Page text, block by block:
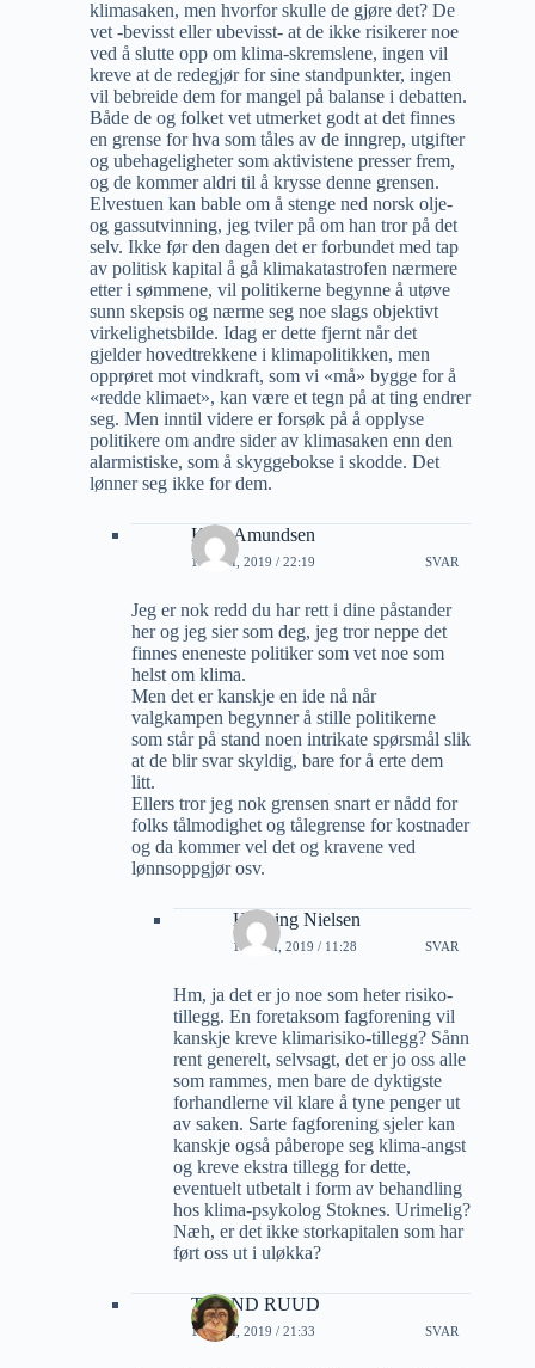
klimasaken, men hvorfor skulle de gjøre det? De
vet -bevisst eller ubevisst- at de ikke risikerer noe
ved å slutte opp om klima-skremslene, ingen vil
kreve at de redegjør for sine standpunkter, ingen
vil bebreide dem for mangel på balanse i debatten.
Både de og folket vet utmerket godt at det finnes
en grense for hva som tåles av de inngrep, utgifter
og ubehageligheter som aktivistene presser frem,
og de kommer aldri til å krysse denne grensen.
Elvestuen kan bable om å stenge ned norsk olje-
og gassutvinning, jeg tviler på om han tror på det
selv. Ikke før den dagen det er forbundet med tap
av politisk kapital å gå klimakatastrofen nærmere
etter i sømmene, vil politikerne begynne å utøve
sunn skepsis og nærme seg noe slags objektivt
virkelighetsbilde. Idag er dette fjernt når det
gjelder hovedtrekkene i klimapolitikken, men
opprøret mot vindkraft, som vi «må» bygge for å
«redde klimaet», kan være et tegn på at ting endrer
seg. Men inntil videre er forsøk på å opplyse
politikere om andre sider av klimasaken enn den
alarmistiske, som å skyggebokse i skodde. Det
lønner seg ikke for dem.
Knut Amundsen
11 JULI, 2019 / 22:19 SVAR
Jeg er nok redd du har rett i dine påstander
her og jeg sier som deg, jeg tror neppe det
finnes eneneste politiker som vet noe som
helst om klima.
Men det er kanskje en ide nå når
valgkampen begynner å stille politikerne
som står på stand noen intrikate spørsmål slik
at de blir svar skyldig, bare for å erte dem
litt.
Ellers tror jeg nok grensen snart er nådd for
folks tålmodighet og tålegrense for kostnader
og da kommer vel det og kravene ved
lønnsoppgjør osv.
Henning Nielsen
14 JULI, 2019 / 11:28 SVAR
Hm, ja det er jo noe som heter risiko-
tillegg. En foretaksom fagforening vil
kanskje kreve klimarisiko-tillegg? Sånn
rent generelt, selvsagt, det er jo oss alle
som rammes, men bare de dyktigste
forhandlerne vil klare å tyne penger ut
av saken. Sarte fagforening sjeler kan
kanskje også påberope seg klima-angst
og kreve ekstra tillegg for dette,
eventuelt utbetalt i form av behandling
hos klima-psykolog Stoknes. Urimelig?
Næh, er det ikke storkapitalen som har
ført oss ut i uløkka?
TROND RUUD
13 JULI, 2019 / 21:33 SVAR